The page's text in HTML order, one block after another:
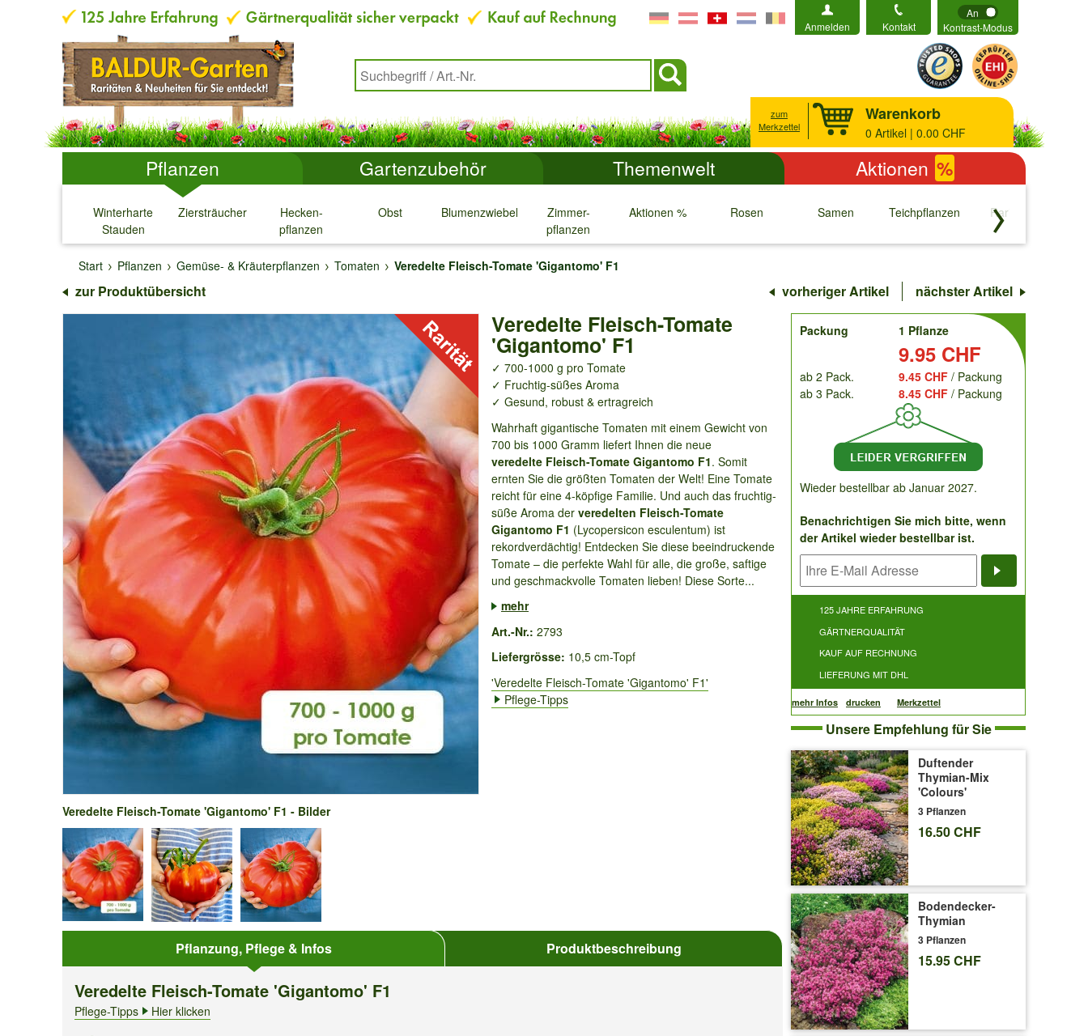
Anmelden Kontakt
An
Kontrast-Modus
zum
Merkzettel
Warenkorb
0 Artikel | 0.00 CHF
Pflanzen Gartenzubehör Themenwelt Aktionen %
Winterharte
Stauden
↓
Ziersträucher
↓
Hecken-
pflanzen
↓
Obst
↓
Blumenzwiebeln
↓
Zimmer-
pflanzen
↓
Aktionen %
↓
Rosen
↓
Samen
↓
Teichpflanzen
↓
Raritäten
↓
Start
Pflanzen Gemüse- & Kräuterpflanzen Tomaten Veredelte Fleisch-Tomate 'Gigantomo' F1
zur Produktübersicht vorheriger Artikel nächster Artikel
Veredelte Fleisch-Tomate
'Gigantomo' F1
✓ 700-1000 g pro Tomate
✓ Fruchtig-süßes Aroma
✓ Gesund, robust & ertragreich
Wahrhaft gigantische Tomaten mit einem Gewicht von
700 bis 1000 Gramm liefert Ihnen die neue
veredelte Fleisch-Tomate Gigantomo F1. Somit
ernten Sie die größten Tomaten der Welt! Eine Tomate
reicht für eine 4-köpfige Familie. Und auch das fruchtig-
süße Aroma der veredelten Fleisch-Tomate
Gigantomo F1 (Lycopersicon esculentum) ist
rekordverdächtig! Entdecken Sie diese beeindruckende
Tomate – die perfekte Wahl für alle, die große, saftige
und geschmackvolle Tomaten lieben! Diese Sorte...
mehr
Art.-Nr.: 2793
Liefergrösse: 10,5 cm-Topf
'Veredelte Fleisch-Tomate 'Gigantomo' F1'
Pflege-Tipps
Veredelte Fleisch-Tomate 'Gigantomo' F1 - Bilder
Pflanzung, Pflege & Infos Produktbeschreibung
Veredelte Fleisch-Tomate 'Gigantomo' F1
Pflege-Tipps Hier klicken
order
Packung
1 Pflanze
9.95 CHF
ab 2 Pack. 9.45 CHF / Packung
ab 3 Pack.
8.45 CHF / Packung
Wieder bestellbar ab Januar 2027.
Benachrichtigen Sie mich bitte, wenn
der Artikel wieder bestellbar ist.
125 JAHRE ERFAHRUNG
GÄRTNERQUALITÄT
KAUF AUF RECHNUNG
LIEFERUNG MIT DHL
mehr Infos drucken Merkzettel
Unsere Empfehlung für Sie
Duftender
Thymian-Mix
'Colours'
3 Pflanzen
16.50 CHF
Bodendecker-
Thymian
3 Pflanzen
15.95 CHF